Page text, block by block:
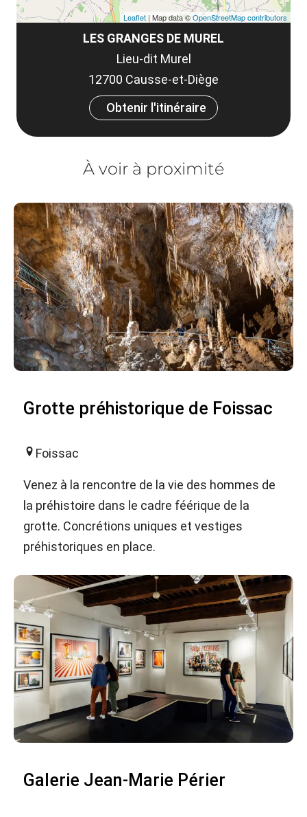
LES GRANGES DE MUREL
Lieu-dit Murel
12700 Causse-et-Diège
Obtenir l'itinéraire
Leaflet | Map data ©OpenStreetMap contributors
À voir à proximité
Grotte préhistorique de Foissac
Foissac
Venez à la rencontre de la vie des hommes de
la préhistoire dans le cadre féérique de la
grotte. Concrétions uniques et vestiges
préhistoriques en place.
Galerie Jean-Marie Périer